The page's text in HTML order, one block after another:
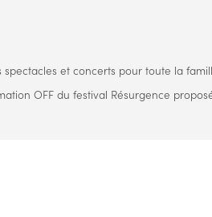
spectacles et concerts pour toute la
OFF du festival Résurgence